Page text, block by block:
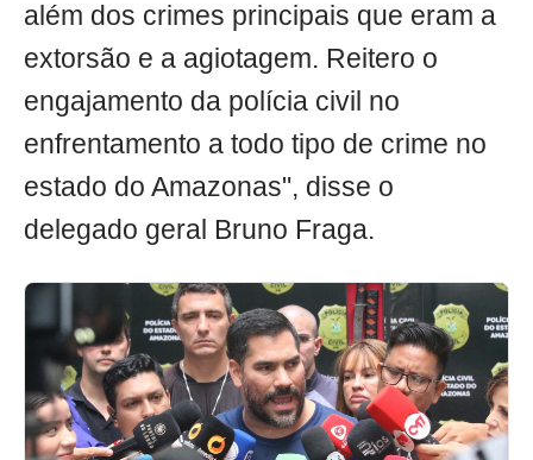
além dos crimes principais que eram a
extorsão e a agiotagem. Reitero o
engajamento da polícia civil no
enfrentamento a todo tipo de crime no
estado do Amazonas", disse o
delegado geral Bruno Fraga.